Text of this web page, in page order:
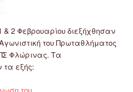
& 2 Φεβρουαρίου διεξήχθησαν
του Πρωταθλήματος
Φλώρινας. Τα
εξής:
του“Αποτελέσματα